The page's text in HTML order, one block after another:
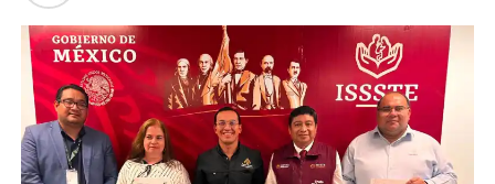
Durante su mensaje, el Mtro. Ángel Delgado Ramírez